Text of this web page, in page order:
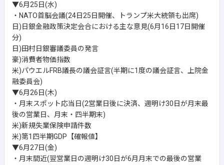
▼6月25日(水)
・NATO首脳会議(24日25日開催、トランプ米大統領も出席)
日)日銀金融政策決定会合における主な意見(6月16日17日開催
分)
日)田村日銀審議委員の発言
豪)消費者物価指数
米)パウエルFRB議長の議会証言(半期に1度の議会証言、上院金
融委員会)
▼6月26日(木)
・月末スポット応当日(2営業日後に決済、週明け30日が月末最
後の営業日、月末・四半期末)
米)新規失業保険申請件数
米)第1四半期GDP【確報値】
▼6月27日(金)
・月末間近(翌営業日の週明け30日が6月月末での最後の営業